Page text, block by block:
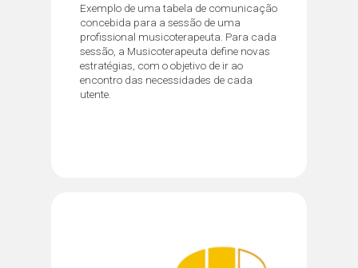
Exemplo de uma tabela de comunicação
concebida para a sessão de uma
profissional musicoterapeuta. Para cada
sessão, a Musicoterapeuta define novas
estratégias, com o objetivo de ir ao
encontro das necessidades de cada
utente.